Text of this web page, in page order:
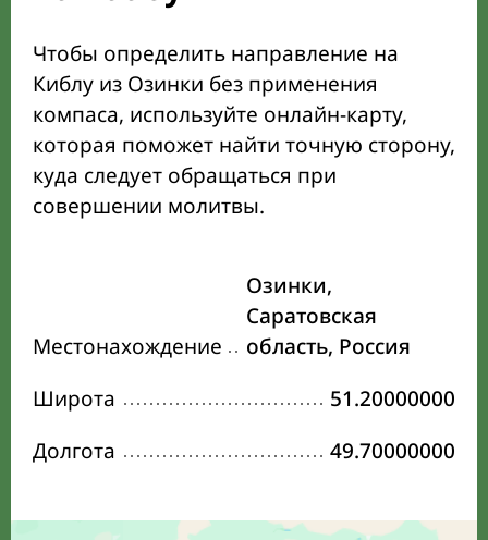
Чтобы определить направление на
Киблу из Озинки без применения
компаса, используйте онлайн-карту,
которая поможет найти точную сторону,
куда следует обращаться при
совершении молитвы.
Местонахождение
Озинки,
Саратовская
область, Россия
Широта
51.20000000
Долгота
49.70000000